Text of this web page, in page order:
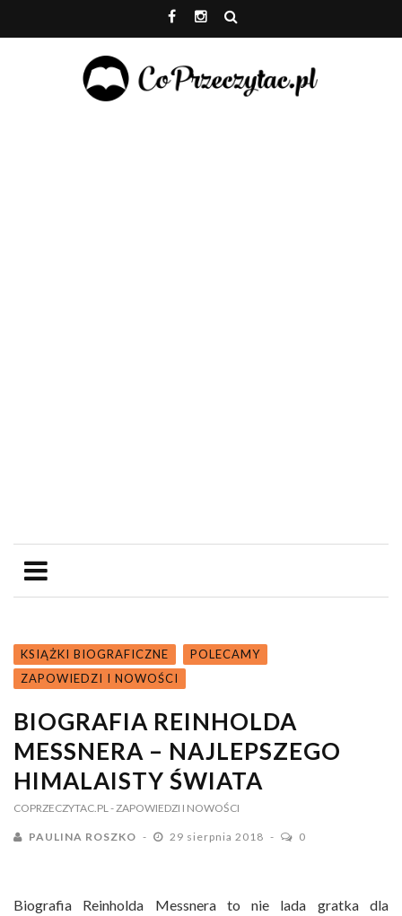
KSIĄŻKI BIOGRAFICZNE
POLECAMY
ZAPOWIEDZI I NOWOŚCI
BIOGRAFIA REINHOLDA
MESSNERA – NAJLEPSZEGO
HIMALAISTY ŚWIATA
COPRZECZYTAC.PL - ZAPOWIEDZI I NOWOŚCI
PAULINA ROSZKO 29 sierpnia 2018 0
Biografia Reinholda Messnera to nie lada gratka dla